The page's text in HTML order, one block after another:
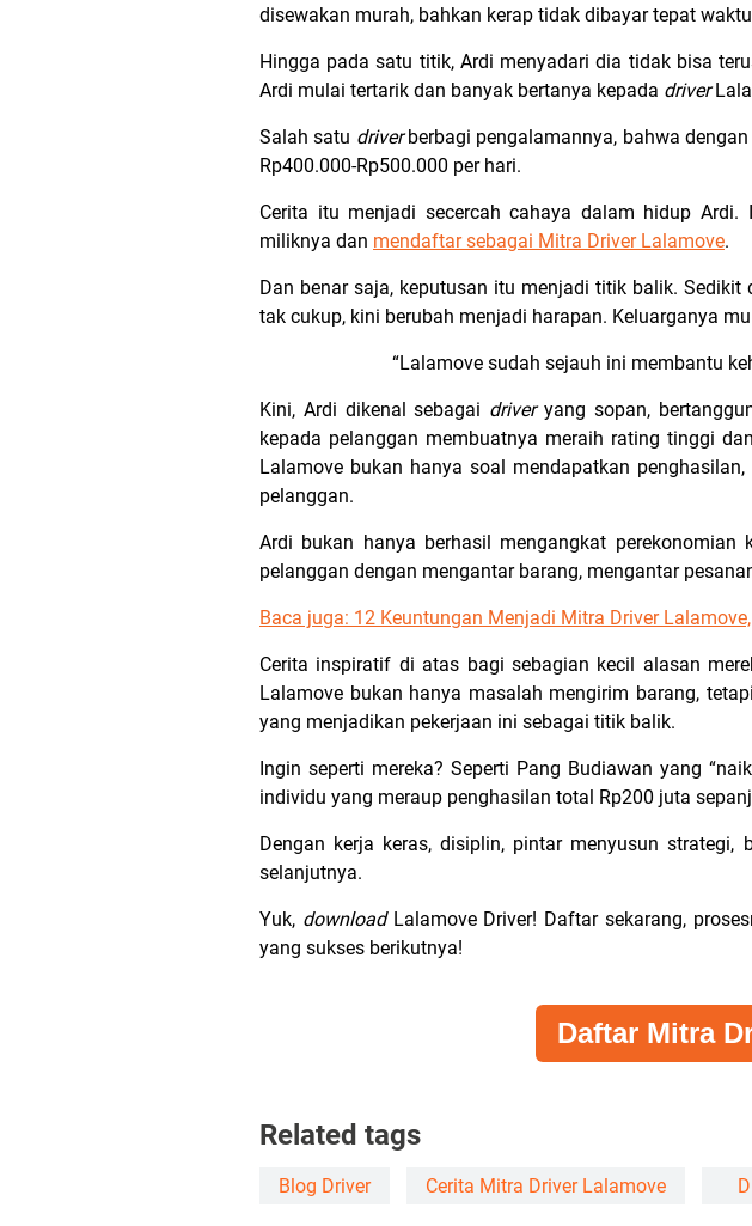
disewakan murah, bahkan kerap tidak dibayar tepat
Hingga pada satu titik, Ardi menyadari dia tidak bisa
Ardi mulai tertarik dan banyak bertanya kepada driver
Salah satu driverberbagi pengalamannya, bahwa
Rp400.000-Rp500.000 per hari.
Cerita itu menjadi secercah cahaya dalam hidup
miliknya dan mendaftar sebagai Mitra Driver Lalamove.
Dan benar saja, keputusan itu menjadi titik balik.
tak cukup, kini berubah menjadi harapan. Keluarganya
“Lalamove sudah sejauh ini membantu
Kini, Ardi dikenal sebagai driveryang sopan,
kepada pelanggan membuatnya meraih rating tinggi dan
Lalamove bukan hanya soal mendapatkan
pelanggan.
Ardi bukan hanya berhasil mengangkat
pelanggan dengan mengantar barang, mengantar
Baca juga: 12 Keuntungan Menjadi Mitra Driver
Cerita inspiratif di atas bagi sebagian kecil alasan
Lalamove bukan hanya masalah mengirim barang,
yang menjadikan pekerjaan ini sebagai titik balik.
Ingin seperti mereka? Seperti Pang Budiawan yang
individu yang meraup penghasilan total Rp200 juta
Dengan kerja keras, disiplin, pintar menyusun
selanjutnya.
Yuk, download Lalamove Driver! Daftar sekarang,
yang sukses berikutnya!
Daftar Mitra
Related tags
Blog Driver Cerita Mitra Driver Lalamove